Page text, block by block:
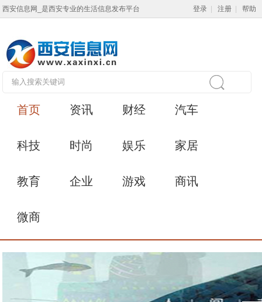
西安信息网_是西安专业的生活信息发布平台 登录 注册 帮助
首页 资讯 财经 汽车
科技 时尚 娱乐 家居
教育 企业 游戏 商讯
微商